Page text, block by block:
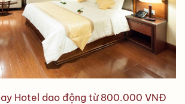
Hotel dao động từ 800.000 VNĐ